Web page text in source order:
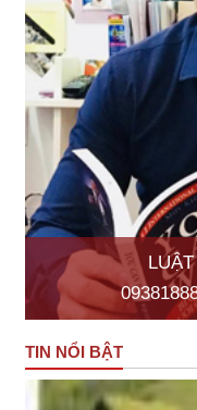
TIN NỔI BẬT